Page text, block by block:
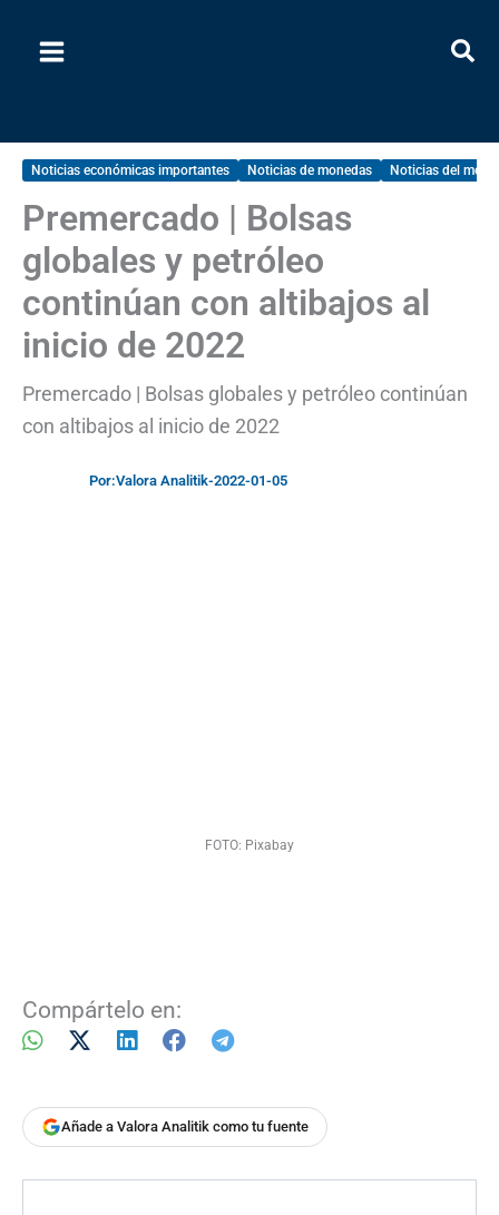
Noticias económicas importantes Noticias de monedas Noticias del
Premercado | Bolsas
globales y petróleo
continúan con altibajos al
inicio de 2022
Premercado | Bolsas globales y petróleo continúan
con altibajos al inicio de 2022
Por:Valora Analitik-2022-01-05
FOTO: Pixabay
Compártelo en:
Añade a Valora Analitik como tu fuente